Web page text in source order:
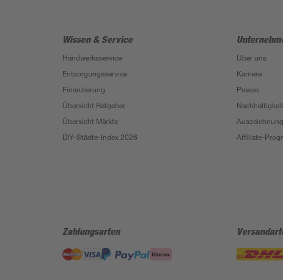
Wissen & Service
Handwerksservice
Entsorgungsservice
Finanzierung
Übersicht Ratgeber
Übersicht Märkte
DIY-Städte-Index 2026
Über uns
Karriere
Presse
Nachhaltigkeit
Affiliate-
Zahlungsarten